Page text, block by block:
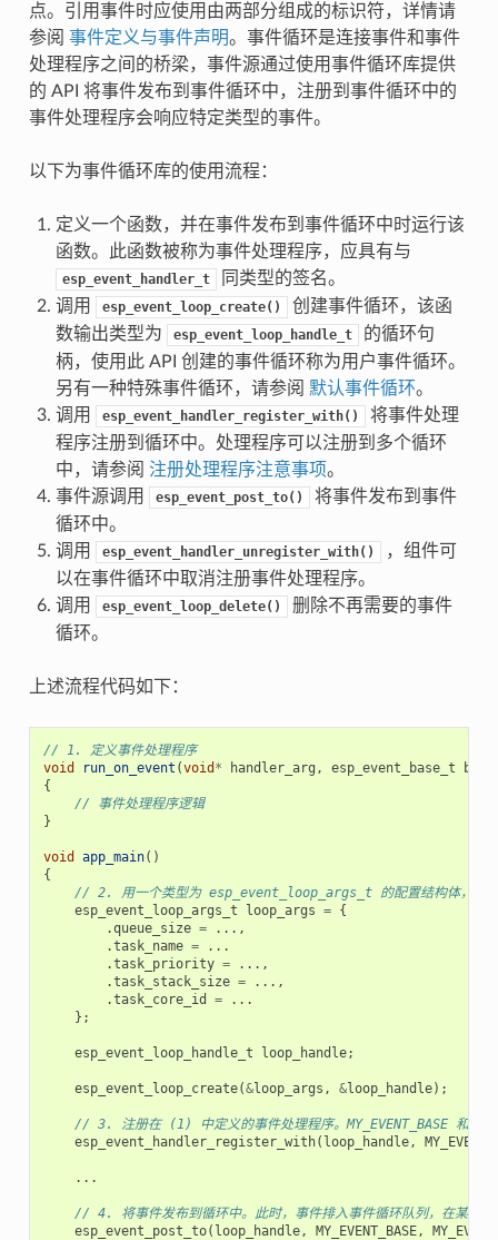
点。引用事件时应使用由两部分组成的标识符，详情请
参阅 事件定义与事件声明。事件循环是连接事件和事件
处理程序之间的桥梁，事件源通过使用事件循环库提供
的 API 将事件发布到事件循环中，注册到事件循环中的
事件处理程序会响应特定类型的事件。
以下为事件循环库的使用流程：
定义一个函数，并在事件发布到事件循环中时运行该
函数。此函数被称为事件处理程序，应具有与
esp_event_handler_t
同类型的签名。
调用
esp_event_loop_create()
创建事件循环，该函
数输出类型为
esp_event_loop_handle_t
的循环句
柄，使用此 API 创建的事件循环称为用户事件循环。
另有一种特殊事件循环，请参阅 默认事件循环。
调用
esp_event_handler_register_with()
将事件处理
程序注册到循环中。处理程序可以注册到多个循环
中，请参阅 注册处理程序注意事项。
事件源调用
esp_event_post_to()
将事件发布到事件
循环中。
调用
esp_event_handler_unregister_with()
，组件可
以在事件循环中取消注册事件处理程序。
调用
esp_event_loop_delete()
删除不再需要的事件
循环。
上述流程代码如下：
// 1. 定义事件处理程序
void
run_on_event (void * handler_arg , esp_event_base_t base
{
// 事件处理程序逻辑
}
void app_main()
{
// 2. 用一个类型为 esp_event_loop_args_t 的配置结构体，指定
esp_event_loop_args_t
loop_args = {
.queue_size =
...,
.task_name =
...
.task_priority =
...,
.task_stack_size =
...,
.task_core_id =
...
};
esp_event_loop_handle_t loop_handle;
esp_event_loop_create(&loop_args , &loop_handle);
// 3. 注册在 (1) 中定义的事件处理程序。MY_EVENT_BASE 和
esp_event_handler_register_with( loop_handle,
...
// 4. 将事件发布到循环中。此时，事件排入事件循环队列，在某个
esp_event_post_to( loop_handle, MY_EVENT_BASE,